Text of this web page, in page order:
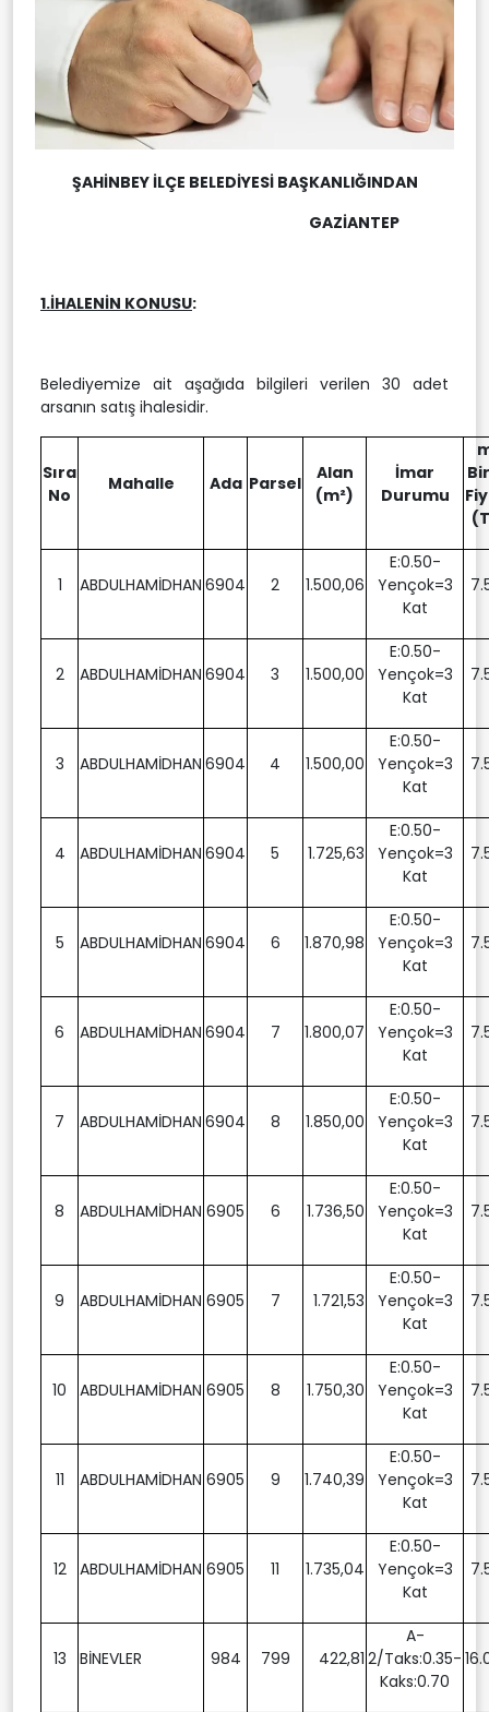
ŞAHİNBEY İLÇE BELEDİYESİ BAŞKANLIĞINDAN
GAZİANTEP
1.İHALENİN KONUSU:
Belediyemize ait aşağıda bilgileri verilen 30 adet
arsanın satış ihalesidir.
Sıra
No
Mahalle Ada Parsel
Alan
(m²)
İmar
Durumu
1 ABDULHAMİDHAN 6904 2 1.500,06
E:0.50-
Yençok=3
Kat
2 ABDULHAMİDHAN 6904 3 1.500,00
E:0.50-
Yençok=3
Kat
3 ABDULHAMİDHAN 6904 4 1.500,00
E:0.50-
Yençok=3
Kat
4 ABDULHAMİDHAN 6904 5 1.725,63
E:0.50-
Yençok=3
Kat
5 ABDULHAMİDHAN 6904 6 1.870,98
E:0.50-
Yençok=3
Kat
6 ABDULHAMİDHAN 6904 7 1.800,07
E:0.50-
Yençok=3
Kat
7 ABDULHAMİDHAN 6904 8 1.850,00
E:0.50-
Yençok=3
Kat
8 ABDULHAMİDHAN 6905 6 1.736,50
E:0.50-
Yençok=3
Kat
9 ABDULHAMİDHAN 6905 7 1.721,53
E:0.50-
Yençok=3
Kat
10 ABDULHAMİDHAN 6905 8 1.750,30
E:0.50-
Yençok=3
Kat
11 ABDULHAMİDHAN 6905 9 1.740,39
E:0.50-
Yençok=3
Kat
12 ABDULHAMİDHAN 6905 11 1.735,04
E:0.50-
Yençok=3
Kat
13 BİNEVLER 984 799 422,81
A-
2/Taks:0.35-
Kaks:0.70